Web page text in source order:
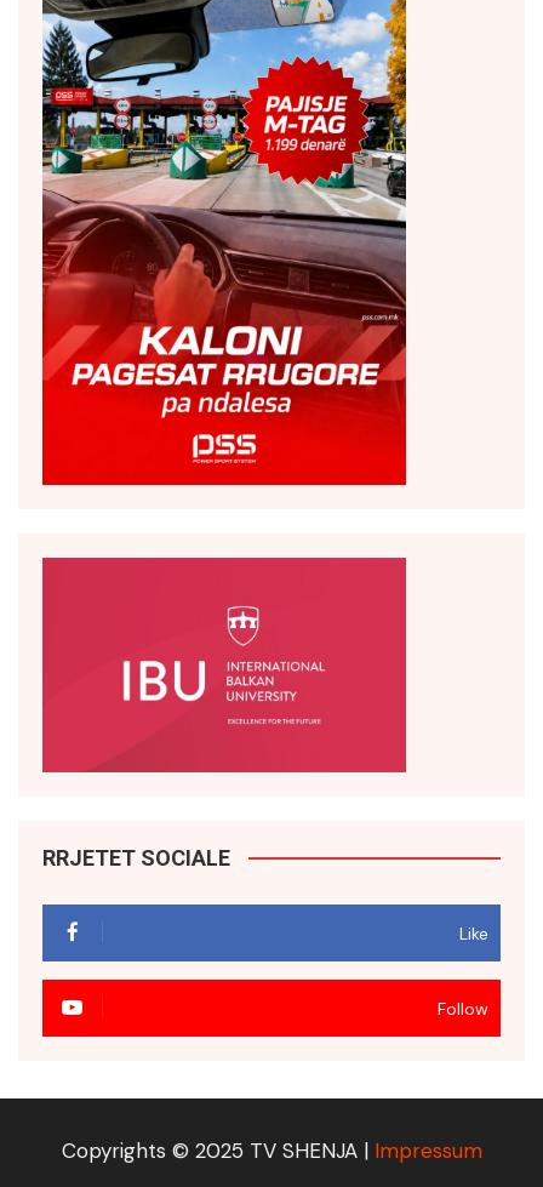
RRJETET SOCIALE
Like
Follow
Copyrights © 2025 TV SHENJA | Impressum